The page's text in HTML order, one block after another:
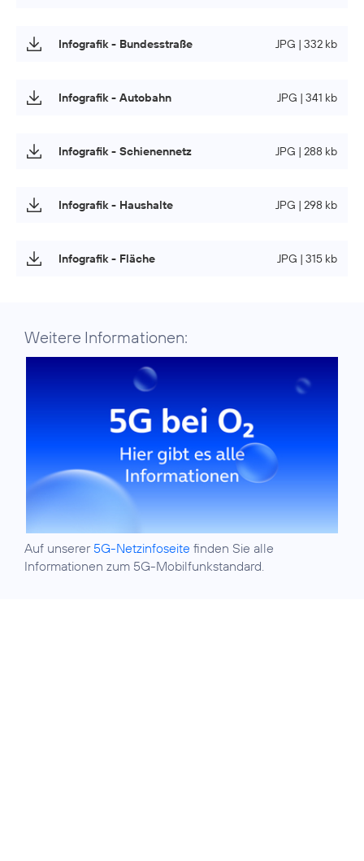
Infografik - Bundesstraße JPG | 332 kb
Infografik - Autobahn JPG | 341 kb
Infografik - Schienennetz JPG | 288 kb
Infografik - Haushalte JPG | 298 kb
Infografik - Fläche JPG | 315 kb
Weitere Informationen:
Auf unserer 5G-Netzinfoseite finden Sie alle
Informationen zum 5G-Mobilfunkstandard.